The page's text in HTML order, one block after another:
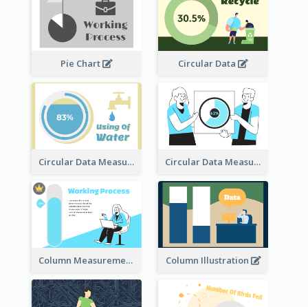
Pie Chart Circular Data
Circular Data Measurement Circular Data Measurement
Column Measurement clipart Column Illustration